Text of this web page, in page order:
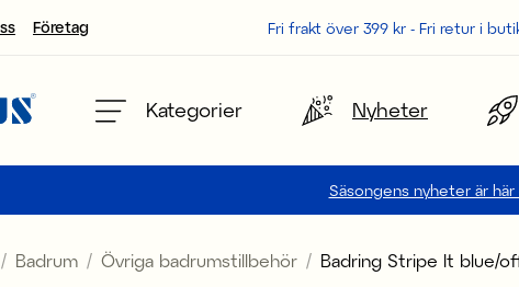
Företag Fri frakt över 399 kr - Fri retur i
Kategorier Nyheter
Säsongens nyheter är
Badrum Övriga badrumstillbehör Badring Stripe lt blue/